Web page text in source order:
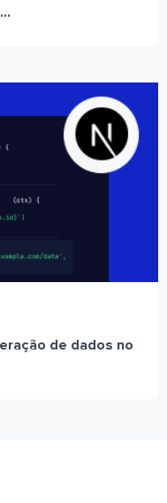
de dados no